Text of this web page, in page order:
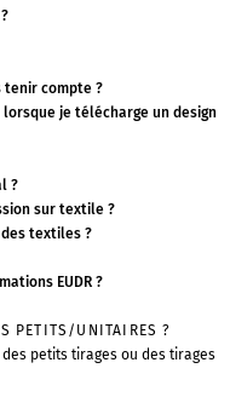
tenir compte ?
je télécharge un design
?
sur textile ?
textiles ?
EUDR ?
PETITS/UNITAIRES ?
petits tirages ou des tirages